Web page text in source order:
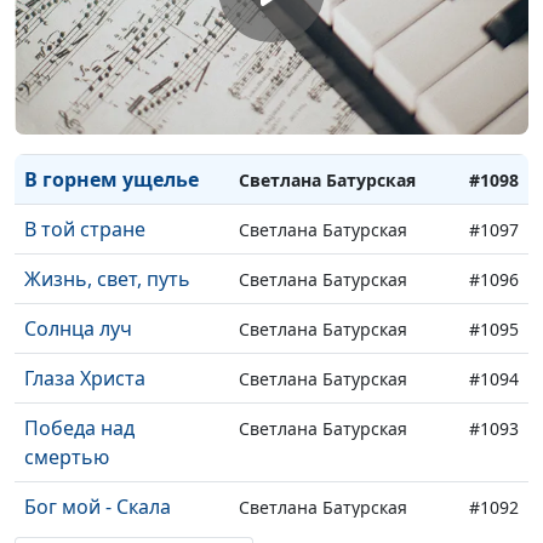
Чудное озеро
Геннисаретское
Светлана Батурская #1100
Все будет иначе Светлана Батурская #1099
В горнем ущелье Светлана Батурская #1098
В той стране Светлана Батурская #1097
Жизнь, свет, путь Светлана Батурская #1096
Солнца луч Светлана Батурская #1095
Глаза Христа Светлана Батурская #1094
Победа над
смертью
Светлана Батурская #1093
Бог мой - Скала Светлана Батурская #1092